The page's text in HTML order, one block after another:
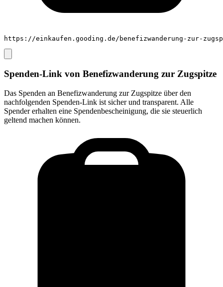
https://einkaufen.gooding.de/benefizwanderung-zur-
Spenden-Link von Benefizwanderung zur Zugspitze
Das Spenden an Benefizwanderung zur Zugspitze über den
nachfolgenden Spenden-Link ist sicher und transparent. Alle
Spender erhalten eine Spendenbescheinigung, die sie steuerlich
geltend machen können.